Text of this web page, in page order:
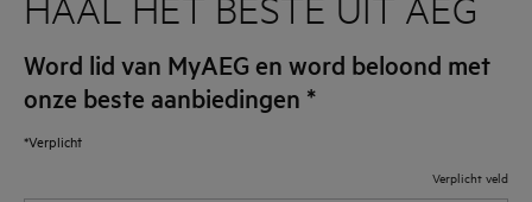
Word lid van MyAEG en word beloond met
onze beste aanbiedingen *
*Verplicht
Verplicht veld